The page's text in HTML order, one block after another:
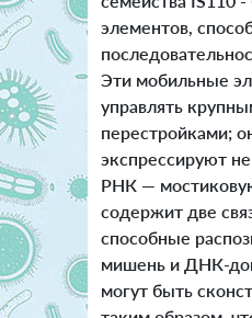
элементов,
Эти мобильные
управлять
перестройками;
экспрессируют
РНК —
содержит две
способные
мишень и ДНК-
могут быть